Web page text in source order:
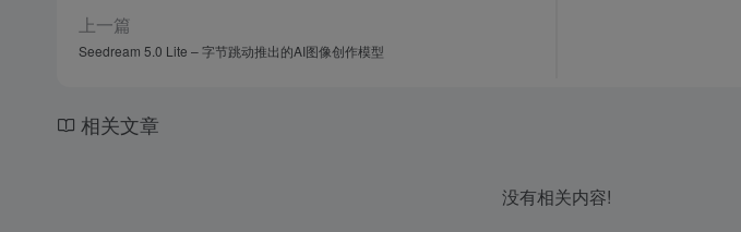
上一篇
Seedream 5.0 Lite – 字节跳动推出的AI图像创作模型
相关文章
没有相关内容!